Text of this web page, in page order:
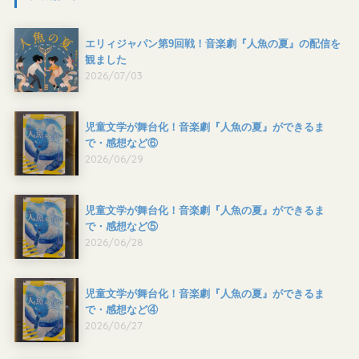
エリィジャパン第9回戦！音楽劇『人魚の夏』の配信を
観ました
2026/07/03
児童文学が舞台化！音楽劇『人魚の夏』ができるま
で・感想など⑥
2026/06/29
児童文学が舞台化！音楽劇『人魚の夏』ができるま
で・感想など⑤
2026/06/28
児童文学が舞台化！音楽劇『人魚の夏』ができるま
で・感想など④
2026/06/27